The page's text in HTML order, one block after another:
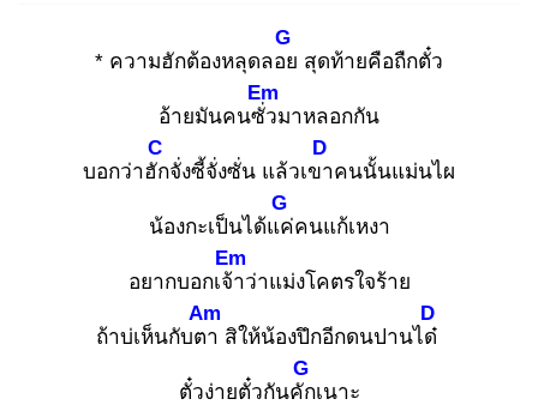
* ความฮักต้องหลุดลอย
G
สุดท้ายคือถืกตั๋ว
อ้ายมันคนซั่ว
Em
มาหลอกกัน
บอกว่าฮัก
C
จั่งซี้จั่งซั่น แล้วเขา
D
คนนั้นแม่นไผ
น้องกะเป็นได้แค่
G
คนแก้เหงา
อยากบอกเจ้า
Em
ว่าแม่งโคตรใจร้าย
ถ้าบ่เห็นกับตา
Am
สิให้น้องปึกอีกดนปานได๋
D
ตั๋วง่ายตั๋วกันคัก
G
เนาะ